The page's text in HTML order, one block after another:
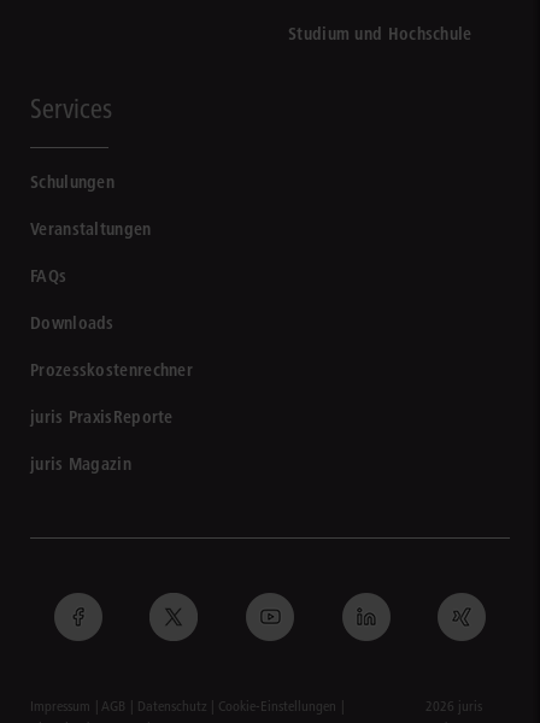
Studium und Hochschule
Services
Schulungen
Veranstaltungen
FAQs
Downloads
Prozesskostenrechner
juris PraxisReporte
juris Magazin
Impressum AGB Datenschutz
Cookie-Einstellungen
2026 juris